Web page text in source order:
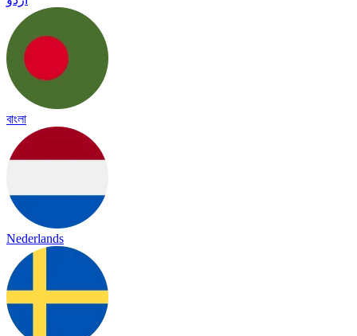
বাংলা
Nederlands